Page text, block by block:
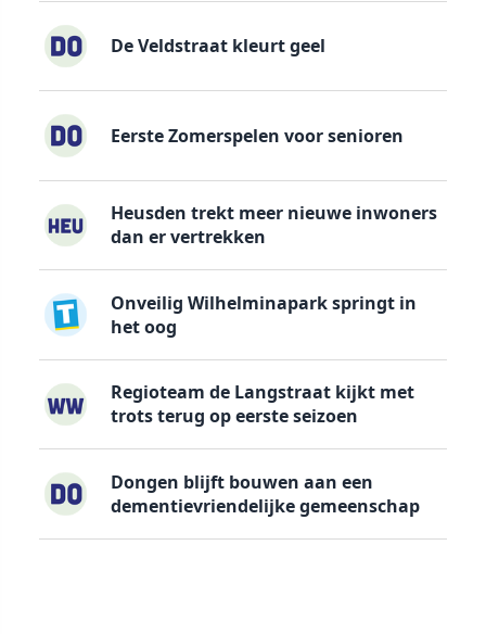
De Veldstraat kleurt geel
Eerste Zomerspelen voor senioren
Heusden trekt meer nieuwe inwoners
dan er vertrekken
Onveilig Wilhelminapark springt in
het oog
Regioteam de Langstraat kijkt met
trots terug op eerste seizoen
Dongen blijft bouwen aan een
dementievriendelijke gemeenschap